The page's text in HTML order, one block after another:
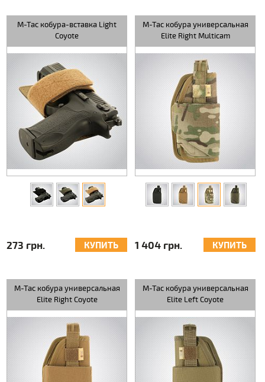
M-Tac кобура-вставка Light
Coyote
273 грн. КУПИТЬ
M-Tac кобура универсальная
Elite Right Multicam
1 404 грн. КУПИТЬ
M-Tac кобура универсальная
Elite Right Coyote
M-Tac кобура универсальная
Elite Left Coyote